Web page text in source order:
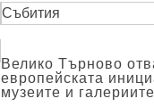
Събития
Велико Търново
европейската
музеите и